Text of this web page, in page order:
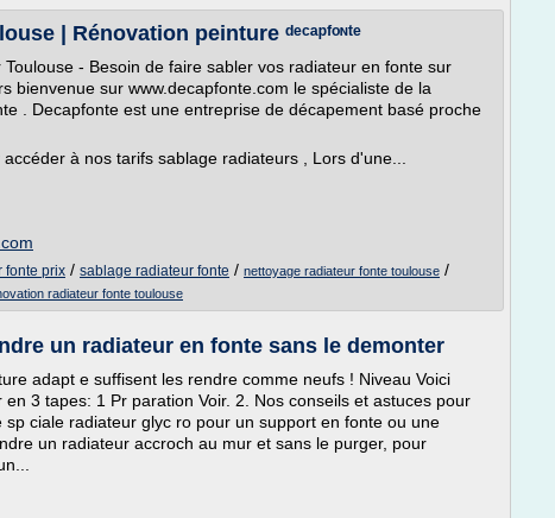
| Rénovation peinture ᵈᵉᶜᵃᵖᶠᵒᶰᵗᵉ
- Besoin de faire sabler vos radiateur en fonte sur
bienvenue sur www.decapfonte.com le spécialiste de la
. Decapfonte est une entreprise de décapement basé proche
à nos tarifs sablage radiateurs , Lors d'une...
fonte prix / sablage radiateur fonte / nettoyage radiateur fonte toulouse /
radiateur fonte toulouse
un radiateur en fonte sans le demonter
adapt e suffisent les rendre comme neufs ! Niveau Voici
3 tapes: 1 Pr paration Voir. 2. Nos conseils et astuces pour
ciale radiateur glyc ro pour un support en fonte ou une
un radiateur accroch au mur et sans le purger, pour